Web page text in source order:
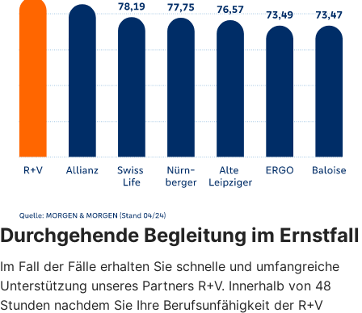
Durchgehende Begleitung im Ernstfall
Im Fall der Fälle erhalten Sie schnelle und umfangreiche
Unterstützung unseres Partners R+V. Innerhalb von 48
Stunden nachdem Sie Ihre Berufsunfähigkeit der R+V